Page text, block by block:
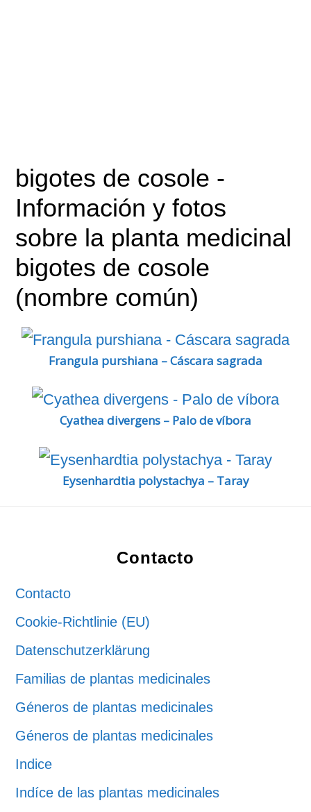
bigotes de cosole -
Información y fotos
sobre la planta medicinal
bigotes de cosole
(nombre común)
Frangula purshiana – Cáscara sagrada
Cyathea divergens – Palo de víbora
Eysenhardtia polystachya – Taray
Contacto
Contacto
Cookie-Richtlinie (EU)
Datenschutzerklärung
Familias de plantas medicinales
Géneros de plantas medicinales
Géneros de plantas medicinales
Indice
Indíce de las plantas medicinales